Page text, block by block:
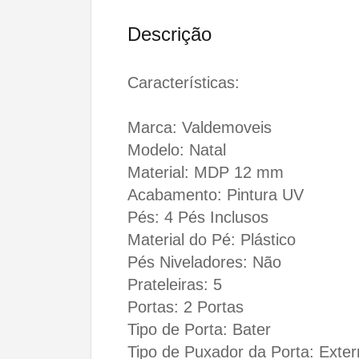
Descrição
Características:
Marca: Valdemoveis
Modelo: Natal
Material: MDP 12 mm
Acabamento: Pintura UV
Pés: 4 Pés Inclusos
Material do Pé: Plástico
Pés Niveladores: Não
Prateleiras: 5
Portas: 2 Portas
Tipo de Porta: Bater
Tipo de Puxador da Porta: